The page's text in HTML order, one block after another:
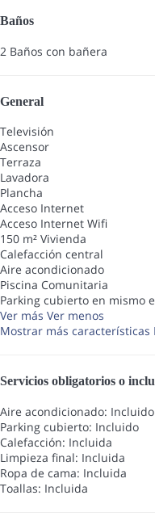
Baños
2 Baños con bañera
General
Televisión
Ascensor
Terraza
Lavadora
Plancha
Acceso Internet
Acceso Internet Wifi
150 m² Vivienda
Calefacción central
Aire acondicionado
Piscina Comunitaria
Parking cubierto en mismo
Ver más Ver menos
Mostrar más características
Servicios obligatorios o
Aire acondicionado: Incluido
Parking cubierto: Incluido
Calefacción: Incluida
Limpieza final: Incluida
Ropa de cama: Incluida
Toallas: Incluida